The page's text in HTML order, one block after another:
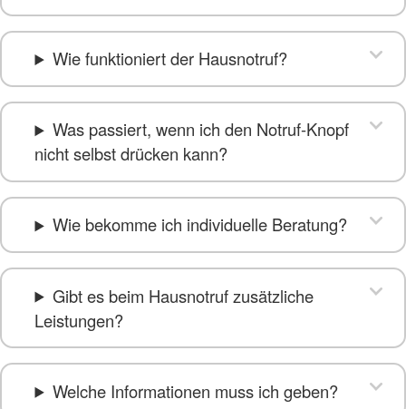
Wie funktioniert der Hausnotruf?
Was passiert, wenn ich den Notruf-Knopf
nicht selbst drücken kann?
Wie bekomme ich individuelle Beratung?
Gibt es beim Hausnotruf zusätzliche
Leistungen?
Welche Informationen muss ich geben?